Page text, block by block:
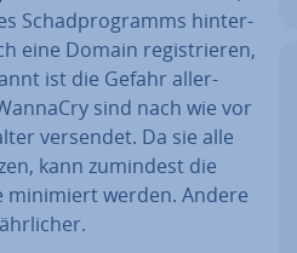
Schad­pro­gramms hin­ter­
eine Domain re­gis­trie­ren,
ist die Gefahr al­ler­
sind nach wie vor
versendet. Da sie alle
kann zumindest die
minimiert werden. Andere